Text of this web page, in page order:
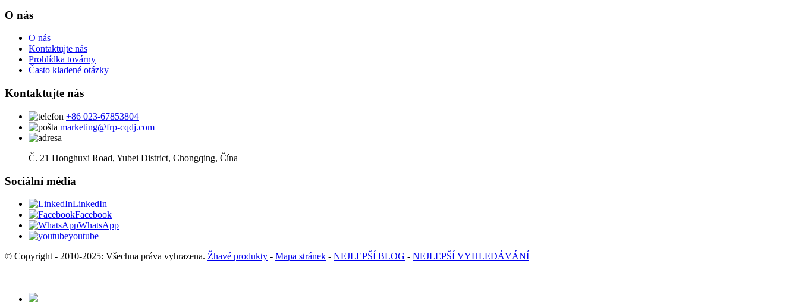
O nás
O nás
Kontaktujte nás
Prohlídka továrny
Často kladené otázky
Kontaktujte nás
+86 023-67853804
marketing@frp-cqdj.com
Č. 21 Honghuxi Road, Yubei District, Chongqing, Čína
Sociální média
LinkedIn
Facebook
WhatsApp
youtube
© Copyright - 2010-2025: Všechna práva vyhrazena. Žhavé produkty - Mapa stránek - NEJLEPŠÍ BLOG - NEJLEPŠÍ VYHLEDÁVÁNÍ